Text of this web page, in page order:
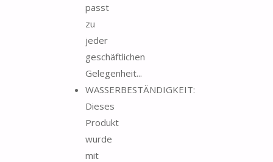
passt
zu
jeder
geschäftlichen
Gelegenheit...
WASSERBESTÄNDIGKEIT:
Dieses
Produkt
wurde
mit